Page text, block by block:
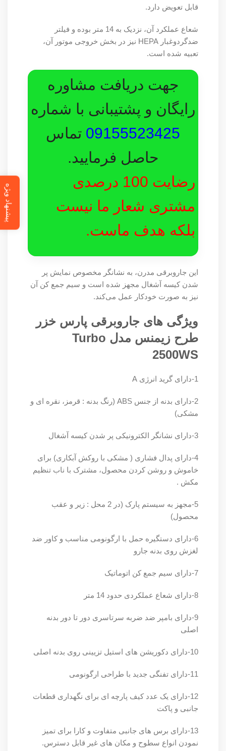
قابل تعویض دارد.
شعاع عملکرد آن، نزدیک به 14 متر بوده و فیلتر
ضدگردوغبار HEPA نیز در بخش خروجی موتور آن،
تعبیه شده است.
جهت دریافت مشاوره
رایگان و پشتیبانی با شماره
09155523425 تماس
حاصل فرمایید.
رضایت 100 درصدی
مشتری شعار ما نیست
بلکه هدف ماست.
این جاروبرقی مدرن، به نشانگر مخصوص نمایش پر
شدن کیسه آشغال مجهز شده است و سیم جمع کن آن
نیز به صورت خودکار عمل می‌کند.
ویژگی های جاروبرقی پارس خزر
طرح زیمنس مدل Turbo
2500WS
1-دارای گرید انرژی A
2-دارای بدنه از جنس ABS (رنگ بدنه : قرمز، نقره ای و
مشکی)
3-دارای نشانگر الکترونیکی پر شدن کیسه آشغال
4-دارای پدال فشاری ( مشکی با روکش آبکاری) برای
خاموش و روشن کردن محصول، مشترک با ناب تنظیم
مکش .
5-مجهز به سیستم پارک (در 2 محل : زیر و عقب
محصول)
6-دارای دستگیره حمل با ارگونومی مناسب و کاور ضد
لغزش روی بدنه جارو
7-دارای سیم جمع کن اتوماتیک
8-دارای شعاع عملکردی حدود 14 متر
9-دارای بامپر ضد ضربه سرتاسری دور تا دور بدنه
اصلی
10-دارای دکوریشن های استیل تزیینی روی بدنه اصلی
11-دارای تفنگی جدید با طراحی ارگونومی
12-دارای یک عدد کیف پارچه ای برای نگهداری قطعات
جانبی و پاکت
13-دارای برس های جانبی متفاوت و کارا برای تمیز
نمودن انواع سطوح و مکان های غیر قابل دسترس.
پیشنهاد ویژه